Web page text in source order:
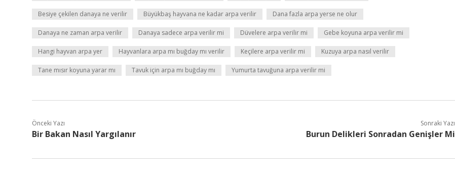
Besiye çekilen danaya ne verilir Büyükbaş hayvana ne kadar arpa verilir Dana fazla arpa yerse ne olur
Danaya ne zaman arpa verilir Danaya sadece arpa verilir mi Düvelere arpa verilir mi Gebe koyuna arpa verilir mi
Hangi hayvan arpa yer Hayvanlara arpa mı buğday mı verilir Keçilere arpa verilir mi Kuzuya arpa nasıl verilir
Tane mısır koyuna yarar mı Tavuk için arpa mı buğday mı Yumurta tavuğuna arpa verilir mi
Önceki Yazı
Bir Bakan Nasıl Yargılanır
Sonraki Yazı
Burun Delikleri Sonradan Genişler Mi